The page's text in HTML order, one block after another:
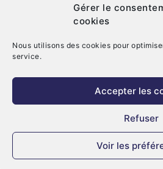
Gérer le
cookies
Nous utilisons des cookies pour
service.
Accepter les
Refuser
Voir les